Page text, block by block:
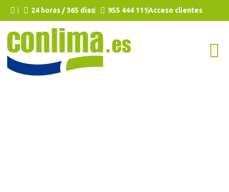
24 horas / 365 días 955 444 111Acceso clientes